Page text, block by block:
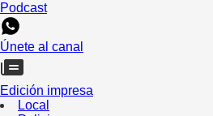
Podcast
Únete al canal
Edición impresa
Local